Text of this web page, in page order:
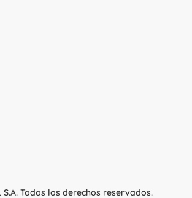
S.A. Todos los derechos reservados.